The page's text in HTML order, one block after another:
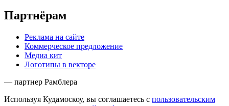
Партнёрам
Реклама на сайте
Коммерческое предложение
Медиа кит
Логотипы в векторе
— партнер Рамблера
Используя Кудамоскоу, вы соглашаетесь с пользовательским